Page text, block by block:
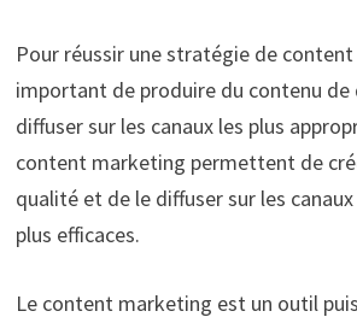
Pour réussir une stratégie de
important de produire du contenu
diffuser sur les canaux les plus
content marketing permettent de
qualité et de le diffuser sur les
plus efficaces.
Le content marketing est un outil